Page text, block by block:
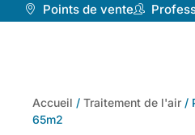
Points de vente
Accueil / Traitement de l'air /
65m2